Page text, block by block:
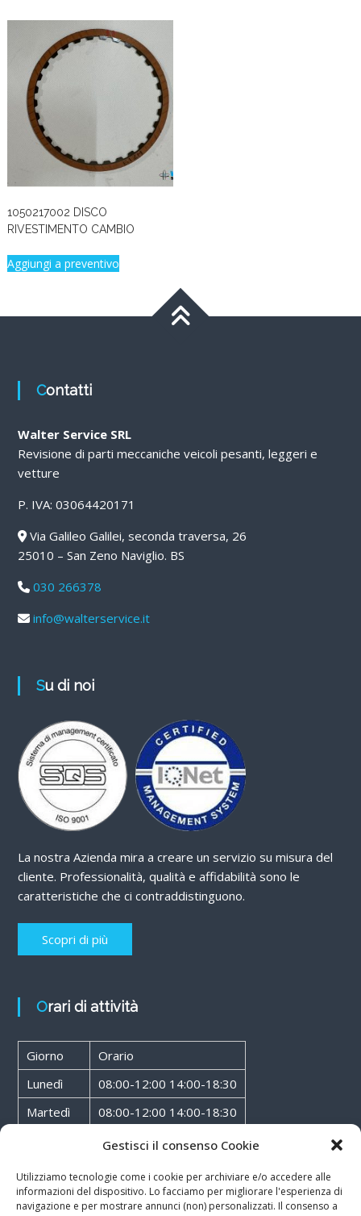
Gestisci il consenso Cookie
Utilizziamo tecnologie come i cookie per archiviare e/o accedere alle
informazioni del dispositivo. Lo facciamo per migliorare l'esperienza di
navigazione e per mostrare annunci (non) personalizzati. Il consenso a
1050217002 DISCO
RIVESTIMENTO CAMBIO
Aggiungi a preventivo
Contatti
Walter Service SRL
Revisione di parti meccaniche veicoli pesanti, leggeri e
vetture
P. IVA: 03064420171
Via Galileo Galilei, seconda traversa, 26
25010 – San Zeno Naviglio. BS
030 266378
info@walterservice.it
Su di noi
La nostra Azienda mira a creare un servizio su misura del
cliente. Professionalità, qualità e affidabilità sono le
caratteristiche che ci contraddistinguono.
Scopri di più
Orari di attività
Giorno
Orario
Lunedì
08:00-12:00 14:00-18:30
Martedì
08:00-12:00 14:00-18:30
08:00-12:00 14:00-18:30
Venerdì
08:00-12:00 14:00-18:30